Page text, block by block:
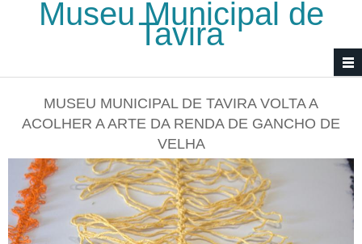
Passar para o conteúdo principal
Museu Municipal de
Tavira
MUSEU MUNICIPAL DE TAVIRA VOLTA A
ACOLHER A ARTE DA RENDA DE GANCHO DE
VELHA